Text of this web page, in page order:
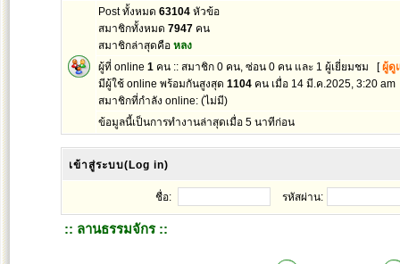
Post ทั้งหมด 63104 หัวข้อ
สมาชิกทั้งหมด 7947 คน
สมาชิกล่าสุดคือ หลง
ผู้ที่ online 1 คน :: สมาชิก 0 คน, ซ่อน 0 คน และ 1 ผู้เยี่ยมชม [ผู้ดู
มีผู้ใช้ online พร้อมกันสูงสุด 1104 คน เมื่อ 14 มี.ค.2025, 3:20 am
สมาชิกที่กำลัง online: (ไม่มี)
ข้อมูลนี้เป็นการทำงานล่าสุดเมื่อ 5 นาทีก่อน
เข้าสู่ระบบ(Log in)
ชื่อ: รหัสผ่าน:
:: ลานธรรมจักร ::